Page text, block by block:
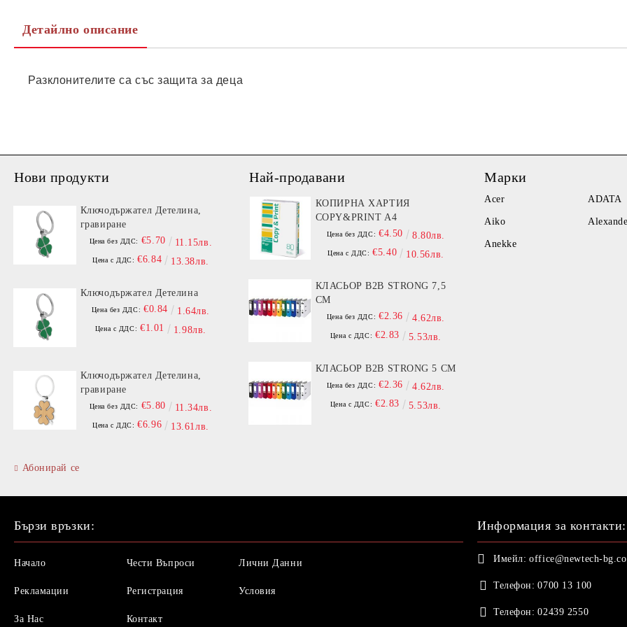
Детайлно описание
Разклонителите са със защита за деца
Нови продукти
Ключодържател Детелина,
гравиране
Цена без ДДС: €5.70 11.15лв.
Цена с ДДС: €6.84 13.38лв.
Ключодържател Детелина
Цена без ДДС: €0.84 1.64лв.
Цена с ДДС: €1.01 1.98лв.
Ключодържател Детелина,
гравиране
Цена без ДДС: €5.80 11.34лв.
Цена с ДДС: €6.96 13.61лв.
Абонирай се
Най-продавани
КОПИРНА ХАРТИЯ
COPY&PRINT A4
Цена без ДДС: €4.50 8.80лв.
Цена с ДДС: €5.40 10.56лв.
КЛАСЬОР B2B STRONG 7,5
СМ
Цена без ДДС: €2.36 4.62лв.
Цена с ДДС: €2.83 5.53лв.
КЛАСЬОР B2B STRONG 5 СМ
Цена без ДДС: €2.36 4.62лв.
Цена с ДДС: €2.83 5.53лв.
Марки
Acer ADATA
Aiko
Anekke
Бързи връзки:
Начало
Рекламации
За Нас
Чести Въпроси
Регистрация
Контакт
Лични Данни
Условия
Информация за контакти:
Имейл: office@newtech-
Телефон: 0700 13 100
Телефон: 02439 2550